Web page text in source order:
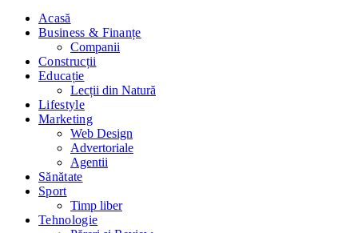
Acasă
Business & Finanțe
Companii
Construcții
Educație
Lecții din Natură
Lifestyle
Marketing
Web Design
Advertoriale
Agentii
Sănătate
Sport
Timp liber
Tehnologie